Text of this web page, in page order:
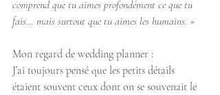
comprend que tu aimes profondément ce que tu
fais… mais surtout que tu aimes les humains. »
Mon regard de wedding planner :
J’ai toujours pensé que les petits détails
étaient souvent ceux dont on se souvenait le